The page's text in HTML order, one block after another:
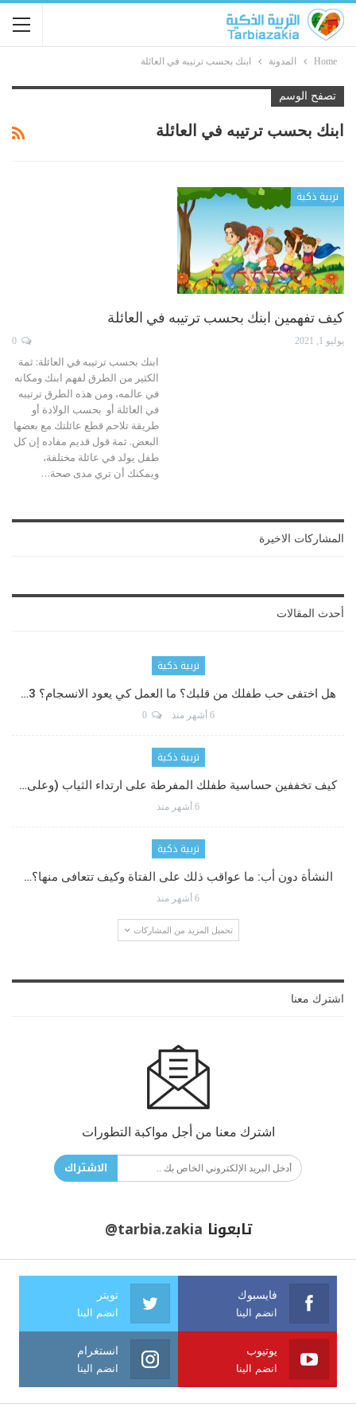
Home المدونة ابنك بحسب ترتيبه في العائلة
تصفح الوسم
ابنك بحسب ترتيبه في العائلة
تربية ذكية
كيف تفهمين ابنك بحسب ترتيبه في العائلة
يوليو 1, 2021
ابنك بحسب ترتيبه في العائلة: ثمة
الكثير من الطرق لفهم ابنك ومكانه
في عالمه، ومن هذه الطرق ترتيبه
في العائلة أو بحسب الولادة أو
طريقة تلاحم قطع عائلتك مع بعضها
البعض. ثمة قول قديم مفاده إن كل
طفل يولد في عائلة مختلفة،
ويمكنك أن تري مدى صحة…
المشاركات الاخيرة
أحدث المقالات
تربية ذكية
هل اختفى حب طفلك من قلبك؟ ما العمل كي يعود الانسجام؟ 3…
6 أشهر منذ 0
تربية ذكية
كيف تخففين حساسية طفلك المفرطة على ارتداء الثياب (وعلى…
6 أشهر منذ
تربية ذكية
النشأة دون أب: ما عواقب ذلك على الفتاة وكيف تتعافى منها؟…
6 أشهر منذ
تحميل المزيد من المشاركات
اشترك معنا
اشترك معنا من أجل مواكبة التطورات
الاشتراك
تابعونا @tarbia.zakia
فايسبوك
انضم الينا
تويتر
انضم الينا
يوتيوب
انضم الينا
انستغرام
انضم الينا